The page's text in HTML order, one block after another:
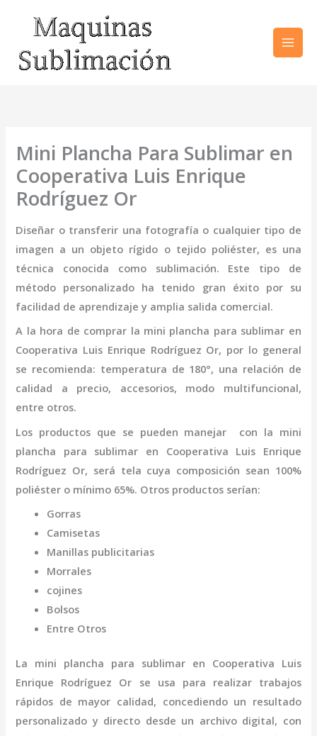
contenido
Mini Plancha Para Sublimar en
Cooperativa Luis Enrique
Rodríguez Or
Diseñar o transferir una fotografía o cualquier tipo de
imagen a un objeto rígido o tejido poliéster, es una
técnica conocida como sublimación. Este tipo de
método personalizado ha tenido gran éxito por su
facilidad de aprendizaje y amplia salida comercial.
A la hora de comprar la mini plancha para sublimar en
Cooperativa Luis Enrique Rodríguez Or, por lo general
se recomienda: temperatura de 180°, una relación de
calidad a precio, accesorios, modo multifuncional,
entre otros.
Los productos que se pueden manejar con la mini
plancha para sublimar en Cooperativa Luis Enrique
Rodríguez Or, será tela cuya composición sean 100%
poliéster o mínimo 65%. Otros productos serían:
Gorras
Camisetas
Manillas publicitarias
Morrales
cojines
Bolsos
Entre Otros
La mini plancha para sublimar en Cooperativa Luis
Enrique Rodríguez Or se usa para realizar trabajos
rápidos de mayor calidad, concediendo un resultado
personalizado y directo desde un archivo digital, con